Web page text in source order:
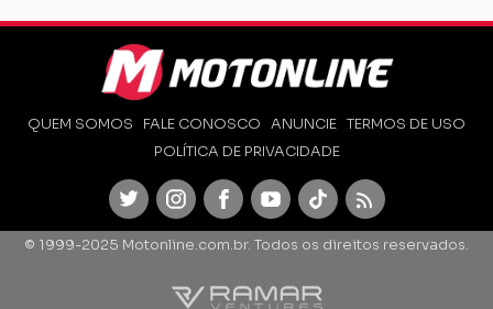
QUEM SOMOS FALE CONOSCO ANUNCIE TERMOS DE USO
POLÍTICA DE PRIVACIDADE
TwitterInstagramFacebookYoutubeTikTok Feed
© 1999-2025 Motonline.com.br. Todos os direitos reservados.